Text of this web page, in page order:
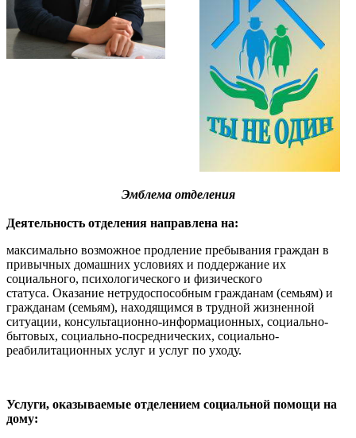
Эмблема отделения
Деятельность отделения направлена на:
максимально возможное продление пребывания граждан в
привычных домашних условиях и поддержание их
социального, психологического и физического
статуса. Оказание нетрудоспособным гражданам (семьям) и
гражданам (семьям), находящимся в трудной жизненной
ситуации, консультационно-информационных, социально-
бытовых, социально-посреднических, социально-
реабилитационных услуг и услуг по уходу.
Услуги, оказываемые отделением социальной помощи на
дому: